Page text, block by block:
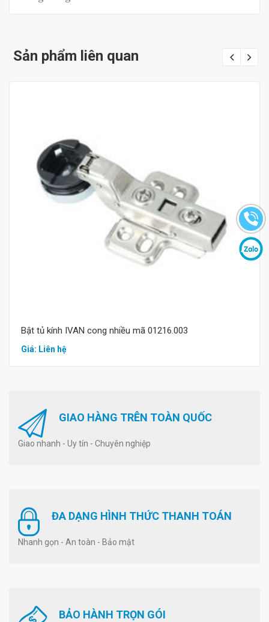
Sản phẩm liên quan
Mua hàng
Bật tủ kính IVAN cong nhiều mã 01216.003
Giá: Liên hệ
GIAO HÀNG TRÊN TOÀN QUỐC
Giao nhanh - Uy tín - Chuyên nghiệp
ĐA DẠNG HÌNH THỨC THANH TOÁN
Nhanh gọn - An toàn - Bảo mật
BẢO HÀNH TRỌN GÓI